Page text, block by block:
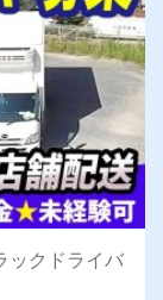
ックドライバ